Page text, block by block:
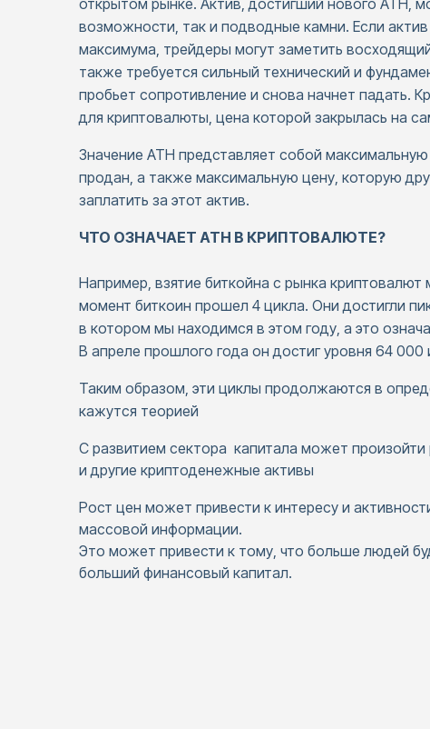
открытом рынке. Актив, достигший нового ATH,
возможности, так и подводные камни. Если актив
максимума, трейдеры могут заметить
также требуется сильный технический и
пробьет сопротивление и снова начнет падать.
для криптовалюты, цена которой закрылась на
Значение ATH представляет собой
продан, а также максимальную цену, которую
заплатить за этот актив.
ЧТО ОЗНАЧАЕТ ATH В КРИПТОВАЛЮТЕ?
Например, взятие биткойна с рынка
момент биткоин прошел 4 цикла. Они достигли
в котором мы находимся в этом году, а это
В апреле прошлого года он достиг уровня 64 000
Таким образом, эти циклы продолжаются в
кажутся теорией
С развитием сектора капитала может произойти
и другие криптоденежные активы
Рост цен может привести к интересу и
массовой информации.
Это может привести к тому, что больше людей
больший финансовый капитал.